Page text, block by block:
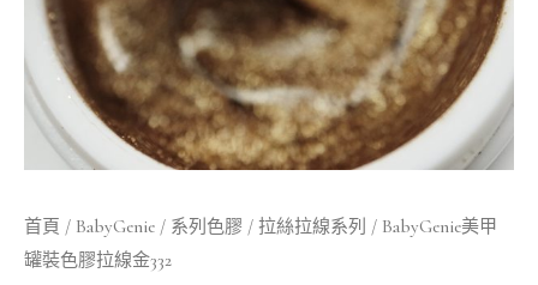
首頁 / BabyGenie / 系列色膠 / 拉絲拉線系列 / BabyGenie美甲
罐裝色膠拉線金332
332
數